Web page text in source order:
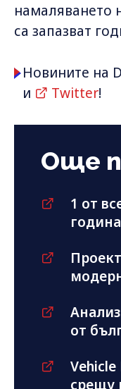
намаляването
са запазват
Новините на
и
Twitter!
Още
1 от
година
от
срещу